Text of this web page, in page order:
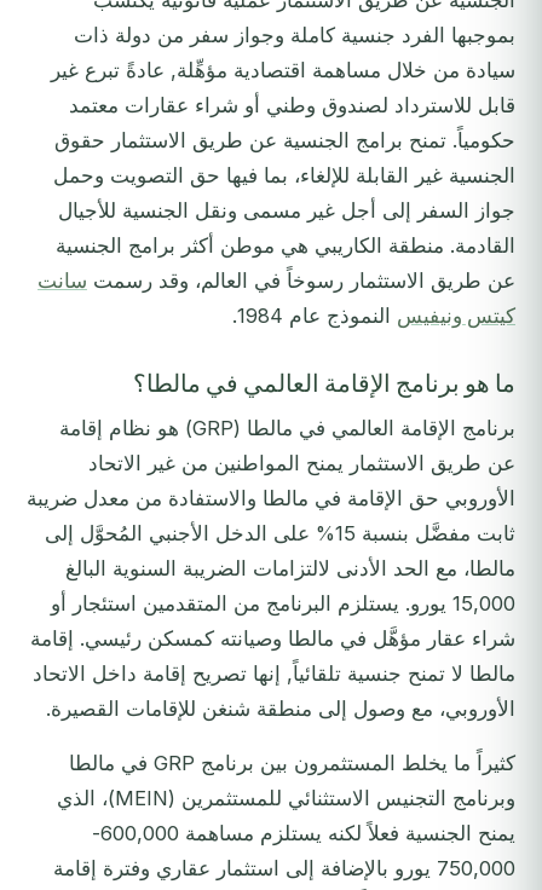
بموجبها الفرد جنسية كاملة وجواز سفر من دولة ذات
سيادة من خلال مساهمة اقتصادية مؤهِّلة, عادةً تبرع غير
قابل للاسترداد لصندوق وطني أو شراء عقارات معتمد
حكومياً. تمنح برامج الجنسية عن طريق الاستثمار حقوق
الجنسية غير القابلة للإلغاء، بما فيها حق التصويت وحمل
جواز السفر إلى أجل غير مسمى ونقل الجنسية للأجيال
القادمة. منطقة الكاريبي هي موطن أكثر برامج الجنسية
عن طريق الاستثمار رسوخاً في العالم، وقد رسمت سانت
كيتس ونيفيس النموذج عام 1984.
ما هو برنامج الإقامة العالمي في مالطا؟
برنامج الإقامة العالمي في مالطا (GRP) هو نظام إقامة
عن طريق الاستثمار يمنح المواطنين من غير الاتحاد
الأوروبي حق الإقامة في مالطا والاستفادة من معدل ضريبة
ثابت مفضَّل بنسبة 15% على الدخل الأجنبي المُحوَّل إلى
مالطا، مع الحد الأدنى لالتزامات الضريبة السنوية البالغ
15,000 يورو. يستلزم البرنامج من المتقدمين استئجار أو
شراء عقار مؤهَّل في مالطا وصيانته كمسكن رئيسي. إقامة
مالطا لا تمنح جنسية تلقائياً, إنها تصريح إقامة داخل الاتحاد
الأوروبي، مع وصول إلى منطقة شنغن للإقامات القصيرة.
كثيراً ما يخلط المستثمرون بين برنامج GRP في مالطا
وبرنامج التجنيس الاستثنائي للمستثمرين (MEIN)، الذي
يمنح الجنسية فعلاً لكنه يستلزم مساهمة 600,000-
750,000 يورو بالإضافة إلى استثمار عقاري وفترة إقامة